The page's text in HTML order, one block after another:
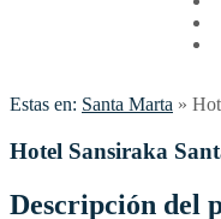
Estas en: Santa Marta »
Hotel Sansiraka
Descripción del